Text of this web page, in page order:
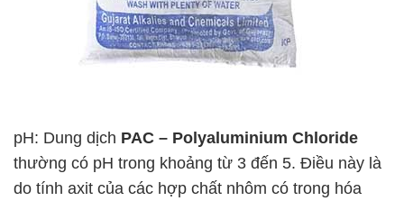
pH: Dung dịch PAC – Polyaluminium Chloride
thường có pH trong khoảng từ 3 đến 5. Điều này là
do tính axit của các hợp chất nhôm có trong hóa